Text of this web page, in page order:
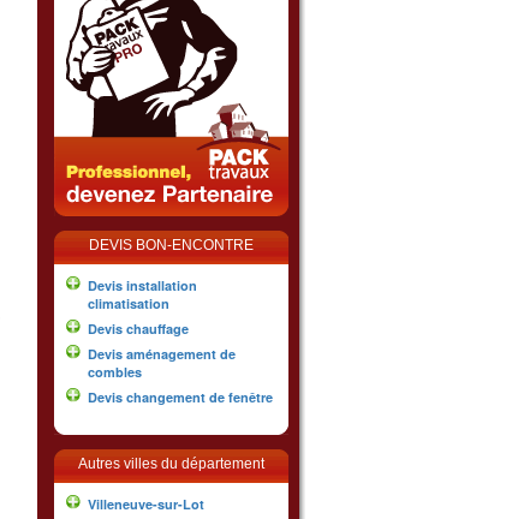
DEVIS BON-ENCONTRE
Devis installation
climatisation
Devis chauffage
Devis aménagement de
combles
Devis changement de fenêtre
Autres villes du département
Villeneuve-sur-Lot